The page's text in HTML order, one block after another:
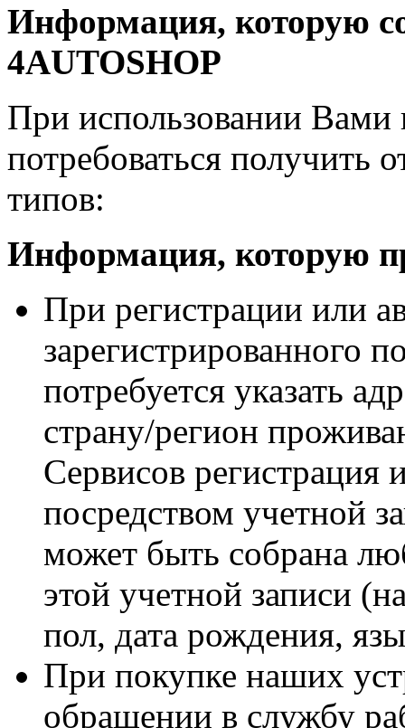
Информация, которую
4AUTOSHOP
При использовании
потребоваться
типов:
Информация, которую
При регистрации или
зарегистрированного
потребуется указать
страну/регион
Сервисов регистрация
посредством учетной
может быть собрана
этой учетной записи
пол, дата рождения,
При покупке наших
обращении в службу